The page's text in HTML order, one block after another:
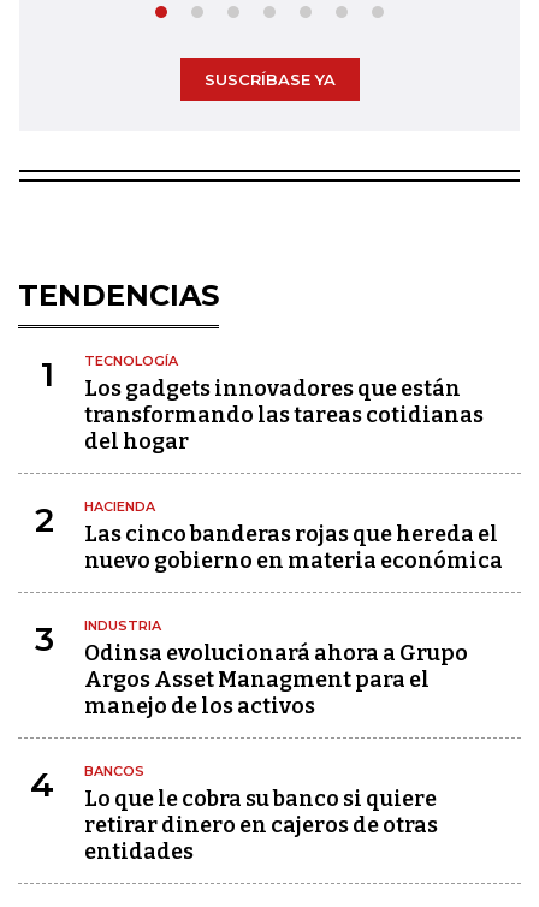
SUSCRÍBASE YA
TENDENCIAS
1 TECNOLOGÍA
Los gadgets innovadores que están
transformando las tareas cotidianas
del hogar
2 HACIENDA
Las cinco banderas rojas que hereda el
nuevo gobierno en materia económica
3 INDUSTRIA
Odinsa evolucionará ahora a Grupo
Argos Asset Managment para el
manejo de los activos
4 BANCOS
Lo que le cobra su banco si quiere
retirar dinero en cajeros de otras
entidades